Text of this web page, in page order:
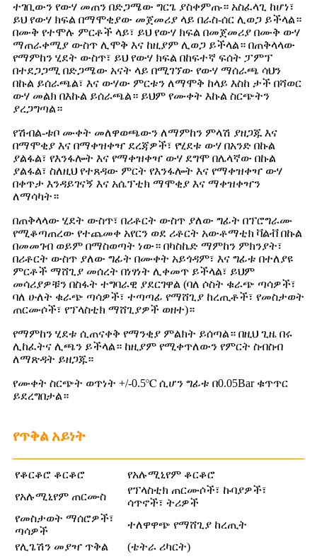
ተገቢውን የውሃ መጠን በድጋሜው ግርጌ ያስቀምጡ። አስፈላጊ ከሆነ፣
ይህ የውሃ ክፍል በማሞቂያው መጀመሪያ ላይ በራስ-ሰር ሊወጋ ይችላል።
በሙቅ የተሞሉ ምርቶች ላይ፣ ይህ የውሃ ክፍል በመጀመሪያ በሙቅ ውሃ
ማጠራቀሚያ ውስጥ ሊሞቅ እና ከዚያም ሊወጋ ይችላል። በጠቅላላው
የማምከን ሂደት ውስጥ፣ ይህ የውሃ ክፍል በከፍተኛ ፍሰት ፓምፕ
በተደጋጋሚ በድጋሜው አናት ላይ በሚገኘው የውሃ ማሰራጫ ሳህን
በኩል ይሰራጫል፣ እና ውሃው ምርቱን ለማሞቅ ከላይ እስከ ታች በሻወር
ውሃ መልክ በእኩል ይሰራጫል። ይህም የሙቀት እኩል ስርጭትን
ያረጋግጣል።
የሽብል-ቱቦ ሙቀት መለዋወጫውን ለማምከን ምላሽ ያዘጋጁ እና
በማሞቂያ እና በማቀዝቀዣ ደረጃዎች፣ የሂደቱ ውሃ በአንድ በኩል
ያልፋል፣ የእንፋሎት እና የማቀዝቀዣ ውሃ ደግሞ በሌላኛው በኩል
ያልፋል፣ ስለዚህ የተጸዳው ምርት የእንፋሎት እና የማቀዝቀዣ ውሃ
በቀጥታ እንዳይገናኝ እና አሴፕቲክ ማሞቂያ እና ማቀዝቀዣን
ለማሳካት።
በጠቅላላው ሂደት ውስጥ፣ በሪቶርት ውስጥ ያለው ግፊት በፕሮግራሙ
የሚቆጣጠረው የተጨመቀ አየርን ወደ ሪቶርት አውቶማቲክ ቫልቭ በኩል
በመመገብ ወይም በማስወጣት ነው። በካስኬድ ማምከን ምክንያት፣
በሪቶርት ውስጥ ያለው ግፊት በሙቀት አይጎዳም፣ እና ግፊቱ በተለያዩ
ምርቶች ማሸጊያ መሰረት በነፃነት ሊቀመጥ ይችላል፣ ይህም
መሳሪያዎቹን በስፋት ተግባራዊ ያደርገዋል (ባለ ሶስት ቁራጭ ጣሳዎች፣
ባለ ሁለት ቁራጭ ጣሳዎች፣ ተጣጣፊ የማሸጊያ ከረጢቶች፣ የመስታወት
ጠርሙሶች፣ የፕላስቲክ ማሸጊያዎች ወዘተ)።
የማምከን ሂደቱ ሲጠናቀቅ የማንቂያ ምልክት ይሰጣል። በዚህ ጊዜ በሩ
ሊከፈትና ሊጫን ይችላል። ከዚያም የሚቀጥለውን የምርት ስብስብ
ለማጽዳት ይዘጋጁ።
የሙቀት ስርጭት ወጥነት +/-0.5℃ ሲሆን ግፊቱ በ0.05Bar ቁጥጥር
ይደረግበታል።
የጥቅል አይነት
የቆርቆሮ ቆርቆሮ
የአሉሚኒየም ቆርቆሮ
የአሉሚኒየም ጠርሙስ
የፕላስቲክ ጠርሙሶች፣ ኩባያዎች፣
ሳጥኖች፣ ትሪዎች
የመስታወት ማሰሮዎች፣
ጣሳዎች
ተለዋዋጭ የማሸጊያ ከረጢት
የሊጌሽን መያዣ ጥቅል
(ቴትራ ሪካርት)